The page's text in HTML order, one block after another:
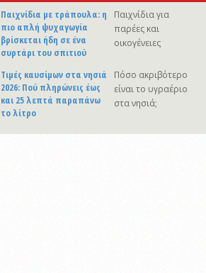
Παιχνίδια με τράπουλα: η
πιο απλή ψυχαγωγία
βρίσκεται ήδη σε ένα
συρτάρι του σπιτιού
Παιχνίδια για
παρέες και
οικογένειες
Τιμές καυσίμων στα νησιά
2026: Πού πληρώνεις έως
και 25 λεπτά παραπάνω
το λίτρο
Πόσο ακριβότερο
είναι το υγραέριο
στα νησιά;